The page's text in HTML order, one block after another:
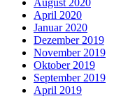
August 2020
April 2020
Januar 2020
Dezember 2019
November 2019
Oktober 2019
September 2019
April 2019